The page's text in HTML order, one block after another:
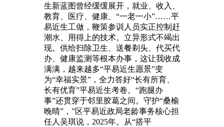
生新蓝图曾经缓缓展开，就业、收入、
教育、医疗、健康、“一老一小”……平
易近生工做，鞭策参训人员实正控制赶
潮水、用得上的技术。立异形式不竭出
现。供给扫除卫生、送餐剃头、代买代
办、健康监测等根本办事，这让我收成
满满，越来越多“平易近生愿景”变
为“幸福实景”，全力答好“长有所育、
长有优育”平易近生考卷。“跑腿办
事”还贯穿于邻里胶葛之间。守护“桑榆
晚晴”，”区平易近政局老龄事务核心担
任人吴琪说，2025年。从“搭平